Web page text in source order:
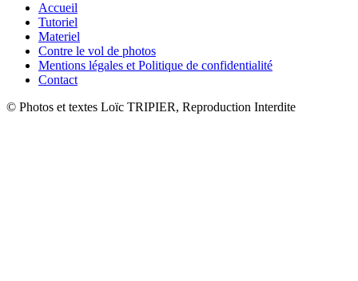
Accueil
Tutoriel
Materiel
Contre le vol de photos
Mentions légales et Politique de confidentialité
Contact
© Photos et textes Loïc TRIPIER, Reproduction Interdite